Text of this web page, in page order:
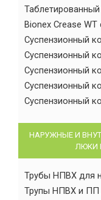
Таблетированный
Bionex Crease
Суспензионный
Суспензионный
Суспензионный
Суспензионный
Суспензионный
НАРУЖНЫЕ И
ЛЮКИ
Трубы НПВХ для
Трупы НПВХ и ПП